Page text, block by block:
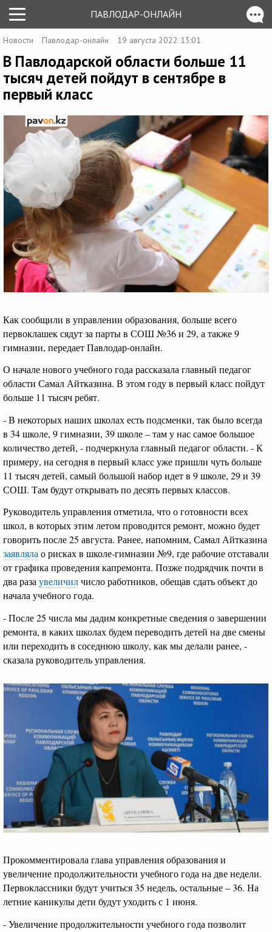
ПАВЛОДАР-ОНЛАЙН
Новости Павлодар-онлайн 19 августа 2022 13:01
В Павлодарской области больше 11
тысяч детей пойдут в сентябре в
первый класс
Как сообщили в управлении образования, больше всего
первоклашек сядут за парты в СОШ №36 и 29, а также 9
гимназии, передает Павлодар-онлайн.
О начале нового учебного года рассказала главный педагог
области Самал Айтказина. В этом году в первый класс пойдут
больше 11 тысяч ребят.
- В некоторых наших школах есть подсменки, так было всегда
в 34 школе, 9 гимназии, 39 школе – там у нас самое большое
количество детей, - подчеркнула главный педагог области. - К
примеру, на сегодня в первый класс уже пришли чуть больше
11 тысяч детей, самый большой набор идет в 9 школе, 29 и 39
СОШ. Там будут открывать по десять первых классов.
Руководитель управления отметила, что о готовности всех
школ, в которых этим летом проводится ремонт, можно будет
говорить после 25 августа. Ранее, напомним, Самал Айтказина
заявлялао рисках в школе-гимназии №9, где рабочие отставали
от графика проведения капремонта. Позже подрядчик почти в
два разаувеличилчисло работников, обещав сдать объект до
начала учебного года.
- После 25 числа мы дадим конкретные сведения о завершении
ремонта, в каких школах будем переводить детей на две смены
или переходить в соседнюю школу, как мы делали ранее, -
сказала руководитель управления.
Прокомментировала глава управления образования и
увеличение продолжительности учебного года на две недели.
Первоклассники будут учиться 35 недель, остальные – 36. На
летние каникулы дети будут уходить с 1 июня.
- Увеличение продолжительности учебного года позволит